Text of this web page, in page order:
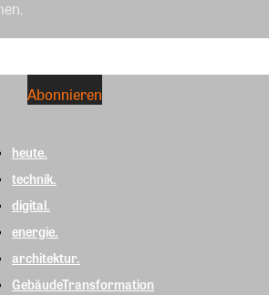
heute.
technik.
digital.
energie.
architektur.
GebäudeTransformation